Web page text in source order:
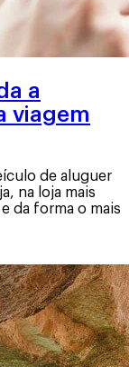
a
viagem
de aluguer
na loja mais
da forma o mais